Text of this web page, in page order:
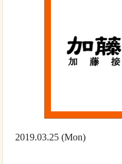
2019.03.25 (Mon)